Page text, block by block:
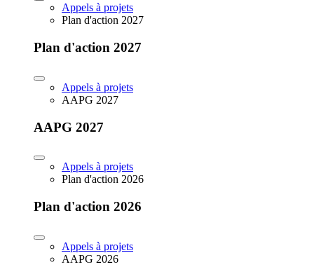
Appels à projets
Plan d'action 2027
Plan d'action 2027
Appels à projets
AAPG 2027
AAPG 2027
Appels à projets
Plan d'action 2026
Plan d'action 2026
Appels à projets
AAPG 2026